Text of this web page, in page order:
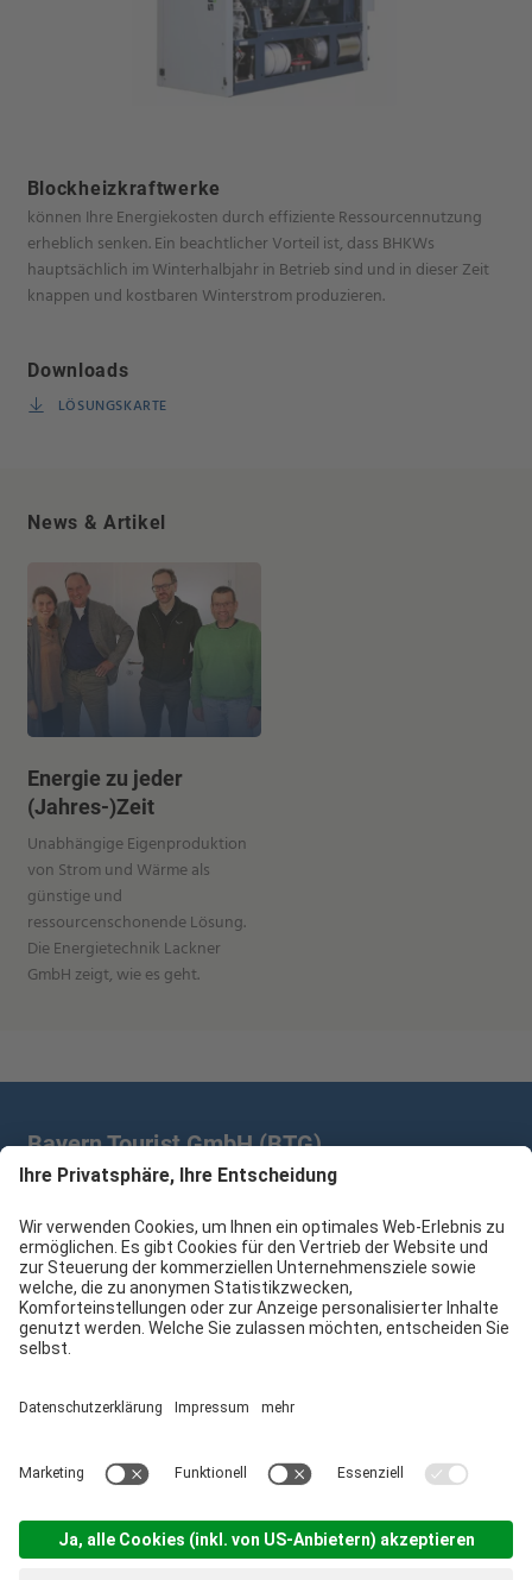
Blockheizkraftwerke
können Ihre Energiekosten durch effiziente Ressourcennutzung
erheblich senken. Ein beachtlicher Vorteil ist, dass BHKWs
hauptsächlich im Winterhalbjahr in Betrieb sind und in dieser Zeit
knappen und kostbaren Winterstrom produzieren.
Downloads
LÖSUNGSKARTE
News & Artikel
Energie zu jeder
(Jahres-)Zeit
Unabhängige Eigenproduktion
von Strom und Wärme als
günstige und
ressourcenschonende Lösung.
Die Energietechnik Lackner
GmbH zeigt, wie es geht.
Bayern Tourist GmbH (BTG)
Prinz-Ludwig-Palais | Türkenstr. 7 | 80333 München
branchenpartner@btg-service.de
Bayern Tourist GmbH (BTG) Sitemap
Impressum
Datenschutzerklärung
Cookie-Einstellungen produced by